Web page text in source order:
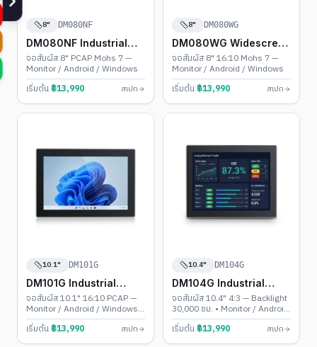
8" DM080NF
DM080NF Industrial
Touch PC
จอสัมผัส 8" PCAP Mohs 7 —
Monitor / Android / Windows
เริ่มต้น ฿13,990 สเปก
8" DM080WG
DM080WG Widescreen
Touch PC
จอสัมผัส 8" 16:10 Mohs 7 —
Monitor / Android / Windows
เริ่มต้น ฿13,990 สเปก
10.1" DM101G
DM101G Industrial
Touch PC
จอสัมผัส 10.1" 16:10 PCAP —
Monitor / Android / Windows •
รองรับ 1920×1200
เริ่มต้น ฿13,990 สเปก
10.4" DM104G
DM104G Industrial
Touch PC
จอสัมผัส 10.4" 4:3 — Backlight
30,000 ชม. • Monitor / Android
/ Windows
เริ่มต้น ฿13,990 สเปก